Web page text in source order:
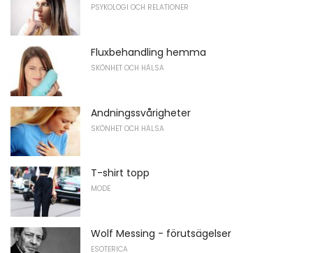
PSYKOLOGI OCH RELATIONER
Fluxbehandling hemma
SKÖNHET OCH HÄLSA
Andningssvårigheter
SKÖNHET OCH HÄLSA
T-shirt topp
MODE
Wolf Messing - förutsägelser
ESOTERICA